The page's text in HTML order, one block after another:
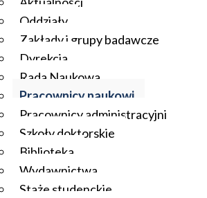
Oddziały
Zakłady i grupy badawcze
Dyrekcja
Rada Naukowa
Pracownicy naukowi
Pracownicy administracyjni
Szkoły doktorskie
Biblioteka
Wydawnictwa
Staże studenckie